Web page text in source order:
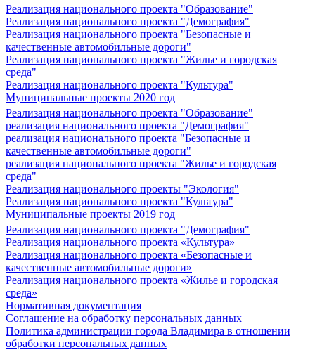
Реализация национального проекта "Образование"
Реализация национального проекта "Демография"
Реализация национального проекта "Безопасные и
качественные автомобильные дороги"
Реализация национального проекта "Жилье и городская
среда"
Реализация национального проекта "Культура"
Муниципальные проекты 2020 год
Реализация национального проекта "Образование"
реализация национального проекта "Демография"
реализация национального проекта "Безопасные и
качественные автомобильные дороги"
реализация национального проекта "Жилье и городская
среда"
Реализация национального проекты "Экология"
Реализация национального проекта "Культура"
Муниципальные проекты 2019 год
Реализация национального проекта "Демография"
Реализация национального проекта «Культура»
Реализация национального проекта «Безопасные и
качественные автомобильные дороги»
Реализация национального проекта «Жилье и городская
среда»
Нормативная документация
Соглашение на обработку персональных данных
Политика администрации города Владимира в отношении
обработки персональных данных